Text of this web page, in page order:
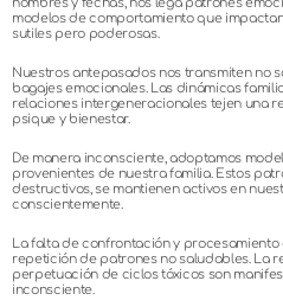
nombres y fechas, nos lega patrones
modelos de comportamiento que
sutiles pero poderosas.
Nuestros antepasados nos transmiten no
bagajes emocionales. Las dinámicas
relaciones intergeneracionales tejen una
psique y bienestar.
De manera inconsciente, adoptamos
provenientes de nuestra familia. Estos
destructivos, se mantienen activos en
conscientemente.
La falta de confrontación y
repetición de patrones no saludables. La
perpetuación de ciclos tóxicos son
inconsciente.